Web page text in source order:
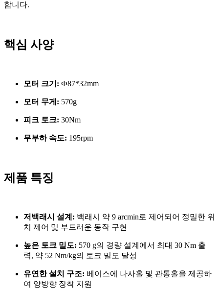
합니다.
핵심 사양
모터 크기: Ф87*32mm
모터 무게: 570g
피크 토크: 30Nm
무부하 속도: 195rpm
제품 특징
저백래시 설계: 백래시 약 9 arcmin로 제어되어 정밀한 위
치 제어 및 부드러운 동작 구현
높은 토크 밀도: 570 g의 경량 설계에서 최대 30 Nm 출
력, 약 52 Nm/kg의 토크 밀도 달성
유연한 설치 구조: 베이스에 나사홀 및 관통홀을 제공하
여 양방향 장착 지원